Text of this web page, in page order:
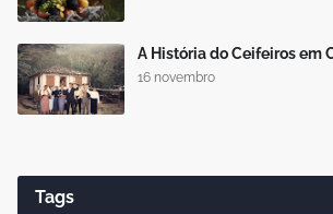
A História do Ceifeiros em
16 novembro
Tags